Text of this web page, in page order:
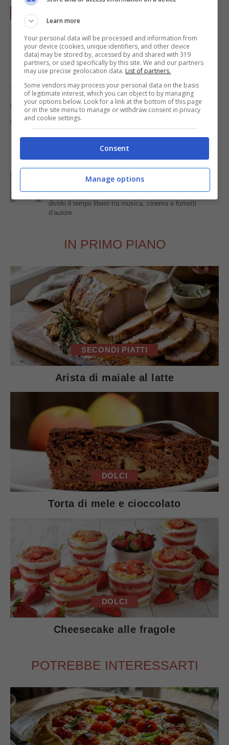
crocchette e cuocile per circa
lato, posizionando un coperchio sulla
padella.
Scopri qui cosa puoi cucinare con la quinoa, e se
ti piace il topinambur potresti provare a preparare
unasquisita vellutata con la pancetta croccante e
la panna montata. Foto diHeidi Raker
Kati Irrente
Giornalista poliedrica scrivo per il web dal 2008. Sono
appassionata del vivere green e della buona cucina,
divido il tempo libero tra musica, cinema e fumetti
d’autore.
IN PRIMO PIANO
SECONDI PIATTI
Arista di maiale al latte
DOLCI
Torta di mele e cioccolato
DOLCI
Cheesecake alle fragole
POTREBBE INTERESSARTI
Learn more
Your personal data will be processed and information from
your device (cookies, unique identifiers, and other device
data) may be stored by, accessed by and shared with 319
partners, or used specifically by this site. We and our partners
may use precise geolocation data. List of partners.
Some vendors may process your personal data on the basis
of legitimate interest, which you can object to by managing
your options below. Look for a link at the bottom of this page
or in the site menu to manage or withdraw consent in privacy
and cookie settings.
Consent
Manage options